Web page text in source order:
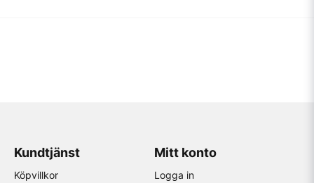
Kundtjänst
Köpvillkor
Mitt konto
Logga in